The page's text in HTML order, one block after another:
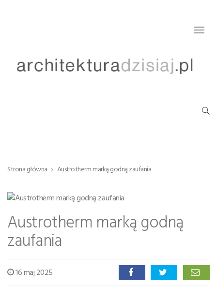
Strona główna Austrotherm marką godną zaufania
Austrotherm marką godną
zaufania
16 maj 2025